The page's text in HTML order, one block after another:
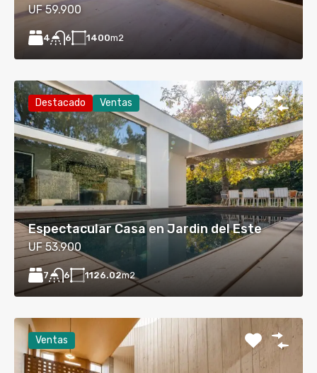
UF 59.900
4 6 1400m2
Destacado Ventas
Espectacular Casa en Jardin del Este
UF 53.900
7 6 1126.02m2
Ventas